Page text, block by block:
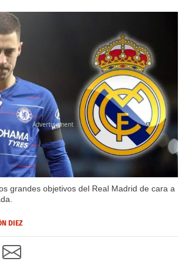
grandes objetivos del Real Madrid de cara a
X
DIEZ